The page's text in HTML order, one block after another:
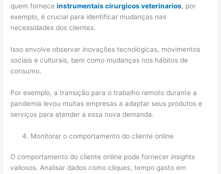
quem forneceinstrumentais cirurgicos veterinarios, por
exemplo, é crucial para identificar mudanças nas
necessidades dos clientes.
Isso envolve observar inovações tecnológicas, movimentos
sociais e culturais, bem como mudanças nos hábitos de
consumo.
Por exemplo, a transição para o trabalho remoto durante a
pandemia levou muitas empresas a adaptar seus produtos e
serviços para atender a essa nova demanda.
Monitorar o comportamento do cliente online
O comportamento do cliente online pode fornecerinsights
valiosos. Analisar dados como cliques, tempo gasto em